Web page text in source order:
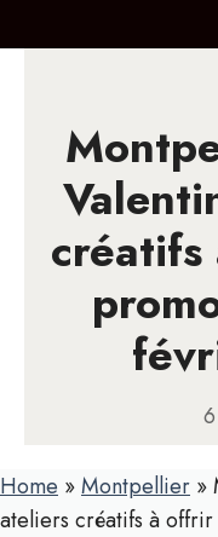
au
Home »Montpellier »
ateliers créatifs à